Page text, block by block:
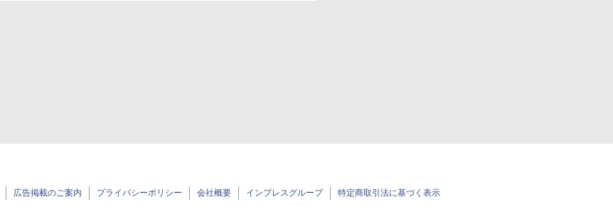
広告掲載のご案内 プライバシーポリシー 会社概要 インプレスグループ 特定商取引法に基づく表示